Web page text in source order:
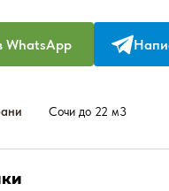
WhatsApp
Сочи до 22 м3